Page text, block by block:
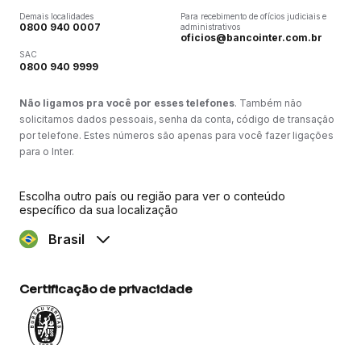
Demais localidades
0800 940 0007
SAC
0800 940 9999
Para recebimento de ofícios judiciais e
administrativos
oficios@bancointer.com.br
Não ligamos pra você por esses telefones. Também não
solicitamos dados pessoais, senha da conta, código de transação
por telefone. Estes números são apenas para você fazer ligações
para o Inter.
Escolha outro país ou região para ver o conteúdo
específico da sua localização
Brasil
Certificação de privacidade